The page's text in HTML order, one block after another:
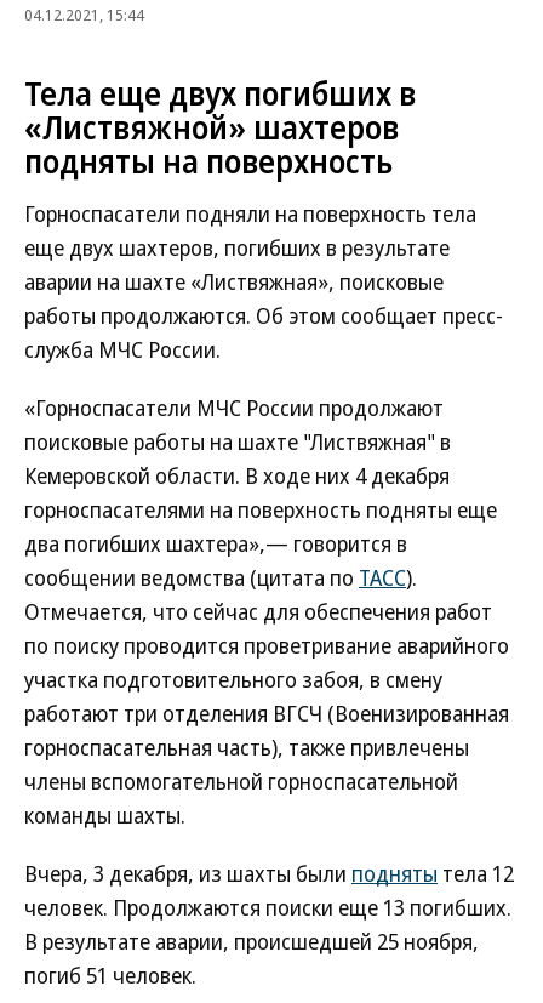
04.12.2021, 15:44
Тела еще двух погибших в
«Листвяжной» шахтеров
подняты на поверхность
Горноспасатели подняли на поверхность тела
еще двух шахтеров, погибших в результате
аварии на шахте «Листвяжная», поисковые
работы продолжаются. Об этом сообщает пресс-
служба МЧС России.
«Горноспасатели МЧС России продолжают
поисковые работы на шахте "Листвяжная" в
Кемеровской области. В ходе них 4 декабря
горноспасателями на поверхность подняты еще
два погибших шахтера»,— говорится в
сообщении ведомства (цитата по ТАСС).
Отмечается, что сейчас для обеспечения работ
по поиску проводится проветривание аварийного
участка подготовительного забоя, в смену
работают три отделения ВГСЧ (Военизированная
горноспасательная часть), также привлечены
члены вспомогательной горноспасательной
команды шахты.
Вчера, 3 декабря, из шахты были подняты тела 12
человек. Продолжаются поиски еще 13 погибших.
В результате аварии, проиcшедшей 25 ноября,
погиб 51 человек.